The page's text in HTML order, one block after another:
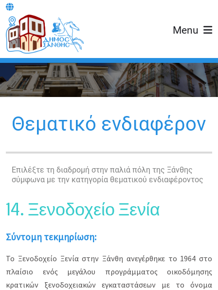
Menu
Θεματικό ενδιαφέρον
Επιλέξτε τη διαδρομή στην παλιά πόλη της Ξάνθης
σύμφωνα με την κατηγορία θεματικού ενδιαφέροντος
14. Ξενοδοχείο Ξενία
Σύντομη τεκμηρίωση:
Το Ξενοδοχείο Ξενία στην Ξάνθη ανεγέρθηκε το 1964 στο
πλαίσιο ενός μεγάλου προγράμματος οικοδόμησης
κρατικών ξενοδοχειακών εγκαταστάσεων με το όνομα